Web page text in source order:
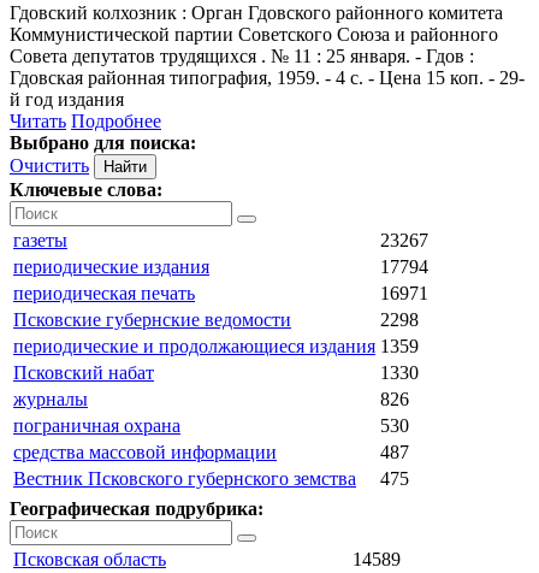
Гдовский колхозник : Орган Гдовского районного комитета
Коммунистической партии Советского Союза и районного
Совета депутатов трудящихся . № 11 : 25 января. - Гдов :
Гдовская районная типография, 1959. - 4 с. - Цена 15 коп. - 29-
й год издания
Читать Подробнее
Выбрано для поиска:
Очистить
Ключевые слова:
газеты
23267
периодические издания
17794
периодическая печать
16971
Псковские губернские ведомости
2298
периодические и продолжающиеся издания 1359
Псковский набат
1330
журналы
826
пограничная охрана
530
средства массовой информации
487
Вестник Псковского губернского земства
475
Географическая подрубрика:
Псковская область
14589